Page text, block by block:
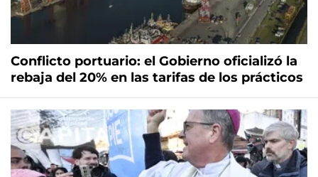
Conflicto portuario: el Gobierno oficializó la
rebaja del 20% en las tarifas de los prácticos